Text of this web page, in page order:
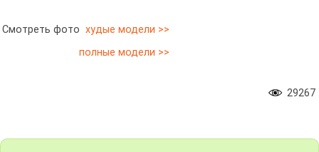
Смотреть фото худые модели >>
полные модели >>
29267